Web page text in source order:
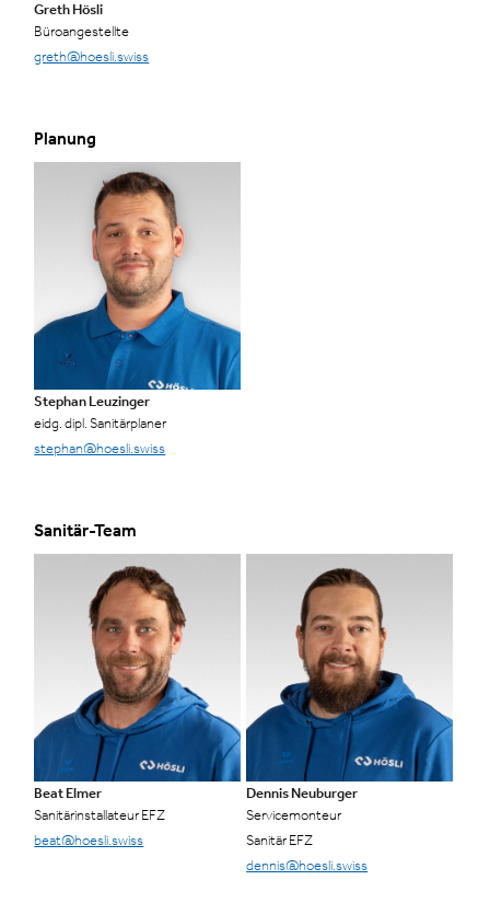
Greth Hösli
Büroangestellte
greth@hoesli.swiss
Planung
Stephan Leuzinger
eidg. dipl. Sanitärplaner
stephan@hoesli.swiss
Sanitär-Team
Beat Elmer
Sanitärinstallateur EFZ
beat@hoesli.swiss
Dennis Neuburger
Servicemonteur
Sanitär EFZ
dennis@hoesli.swiss